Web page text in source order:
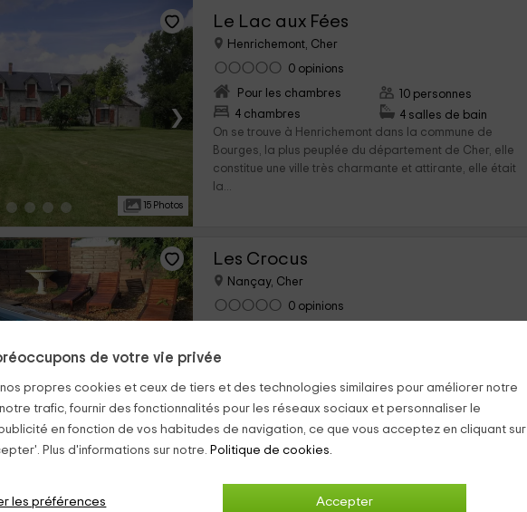
de votre vie privée
nos propres cookies et ceux de tiers et des technologies similaires pour améliorer notre
trafic, fournir des fonctionnalités pour les réseaux sociaux et personnaliser le
en fonction de vos habitudes de navigation, ce que vous acceptez en cliquant sur
Plus d'informations sur notre.
Politique de cookies.
Accepter
les préférences
›
15 Photos
Le Lac aux Fées
Henrichemont, Cher
0 opinions
Pour les chambres
4 chambres
10 personnes
4 salles de bain
On se trouve à Henrichemont dans la commune de
Bourges, la plus peuplée du département de Cher, elle
constitue une ville très charmante et attirante, elle était
la...
›
Les Crocus
Nançay, Cher
0 opinions
France. Dans la magnifique Nançay qui marie art et
élégance on a l’opportunité de se loger dans des...